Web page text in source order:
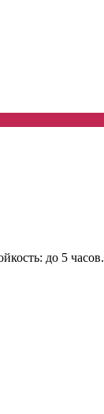
до 5 часов.